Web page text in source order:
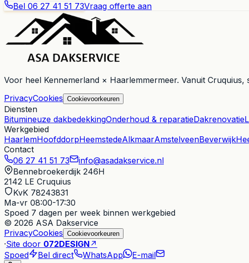
Bel 06 27 41 51 73Vraag offerte aan
Voor heel Kennemerland × Haarlemmermeer. Vanuit Cruquius,
PrivacyCookies Cookievoorkeuren
Diensten
Bitumineuze dakbedekkingOnderhoud & reparatieDakrenovatie
Werkgebied
HaarlemHoofddorpHeemstedeAlkmaarAmstelveenBeverwijk
Contact
06 27 41 51 73
info@asadakservice.nl
Bennebroekerdijk 246H
2142 LE Cruquius
KvK 78243831
Ma-vr 08:00-17:30
Spoed 7 dagen per week binnen werkgebied
© 2026 ASA Dakservice
PrivacyCookies Cookievoorkeuren
·Site door 072DESIGN ↗
Spoed
Bel direct WhatsApp E-mail